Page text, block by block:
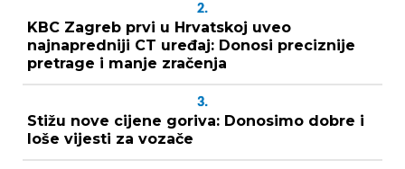
2.
KBC Zagreb prvi u Hrvatskoj uveo
najnapredniji CT uređaj: Donosi preciznije
pretrage i manje zračenja
3.
Stižu nove cijene goriva: Donosimo dobre i
loše vijesti za vozače